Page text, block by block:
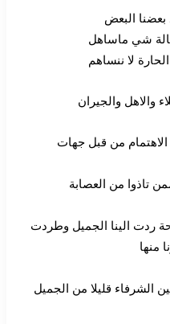
البعض
شي ماساهل
لا ننساهم
والاهل والجيران
من قبل جهات
تاذوا من العصابة
ردت الينا الجميل وطردت
منها
الشرفاء قليلا من الجميل